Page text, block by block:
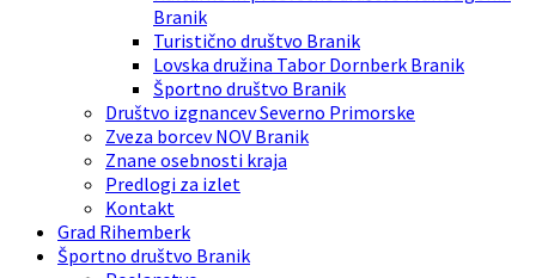
Branik
Turistično društvo Branik
Lovska družina Tabor Dornberk Branik
Športno društvo Branik
Društvo izgnancev Severno Primorske
Zveza borcev NOV Branik
Znane osebnosti kraja
Predlogi za izlet
Kontakt
Grad Rihemberk
Športno društvo Branik